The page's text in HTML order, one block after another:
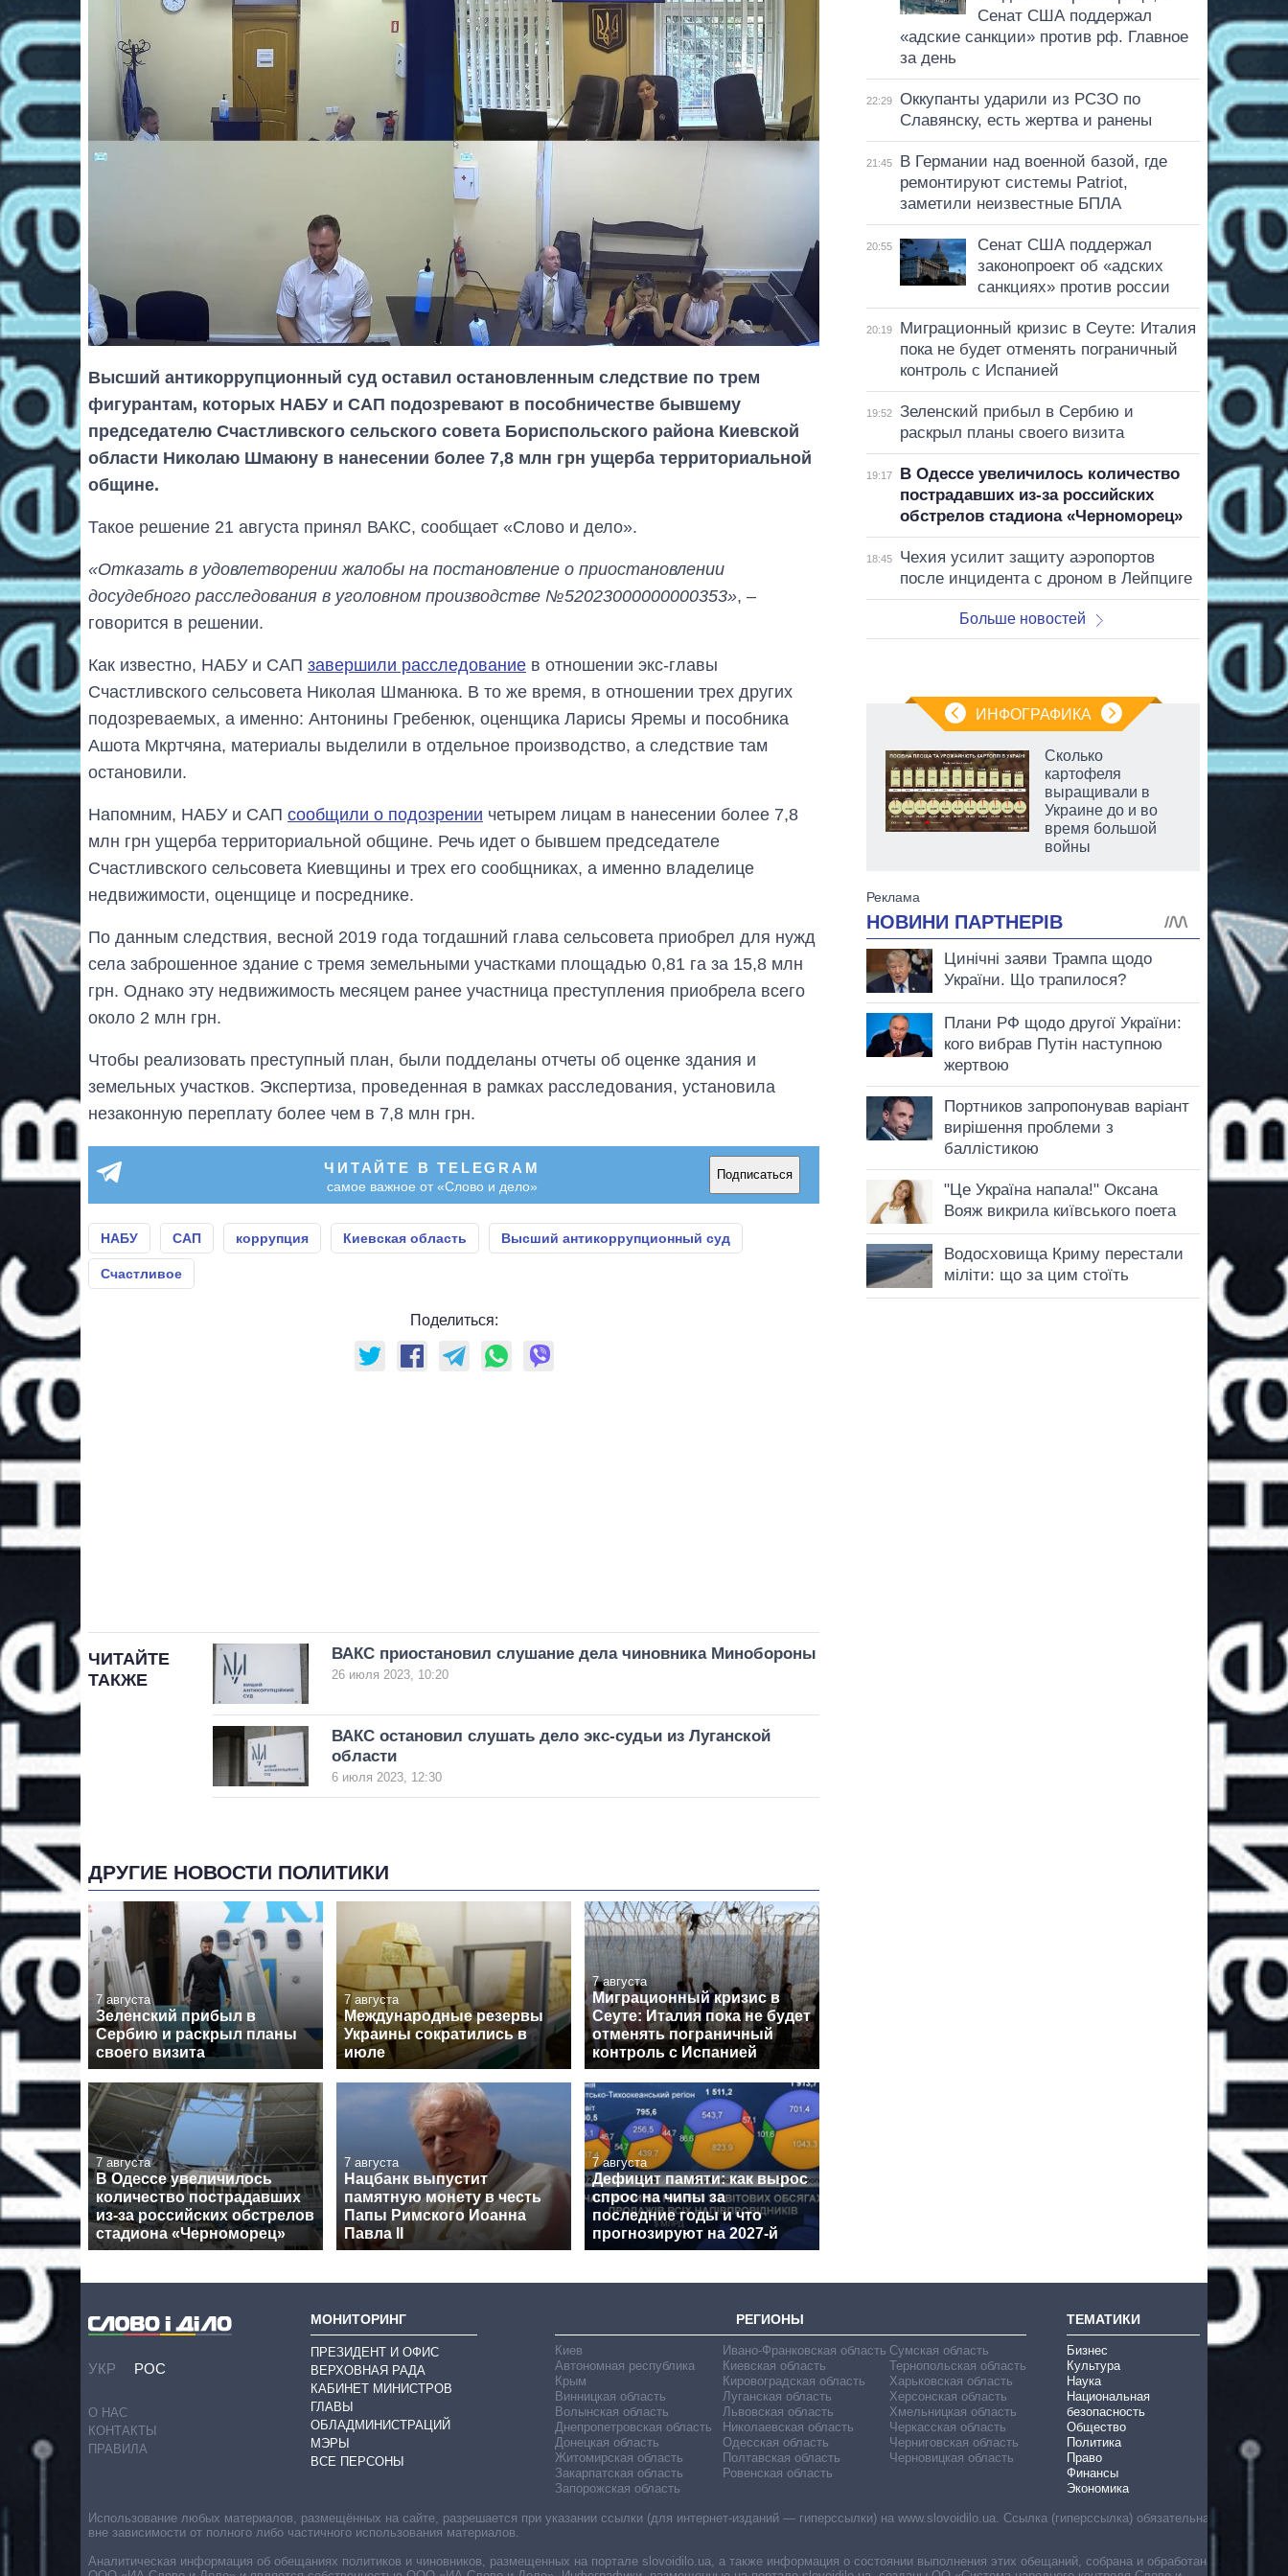
Высший антикоррупционный суд оставил остановленным следствие по трем
фигурантам, которых НАБУ и САП подозревают в пособничестве бывшему
председателю Счастливского сельского совета Бориспольского района Киевской
области Николаю Шмаюну в нанесении более 7,8 млн грн ущерба территориальной
общине.
Такое решение 21 августа принял ВАКС, сообщает «Слово и дело».
«Отказать в удовлетворении жалобы на постановление о приостановлении
досудебного расследования в уголовном производстве №52023000000000353», –
говорится в решении.
Как известно, НАБУ и САП завершили расследование в отношении экс-главы
Счастливского сельсовета Николая Шманюка. В то же время, в отношении трех других
подозреваемых, а именно: Антонины Гребенюк, оценщика Ларисы Яремы и пособника
Ашота Мкртчяна, материалы выделили в отдельное производство, а следствие там
остановили.
Напомним, НАБУ и САП сообщили о подозрении четырем лицам в нанесении более 7,8
млн грн ущерба территориальной общине. Речь идет о бывшем председателе
Счастливского сельсовета Киевщины и трех его сообщниках, а именно владелице
недвижимости, оценщице и посреднике.
По данным следствия, весной 2019 года тогдашний глава сельсовета приобрел для нужд
села заброшенное здание с тремя земельными участками площадью 0,81 га за 15,8 млн
грн. Однако эту недвижимость месяцем ранее участница преступления приобрела всего
около 2 млн грн.
Чтобы реализовать преступный план, были подделаны отчеты об оценке здания и
земельных участков. Экспертиза, проведенная в рамках расследования, установила
незаконную переплату более чем в 7,8 млн грн.
ЧИТАЙТЕ В TELEGRAM
самое важное от «Слово и дело»
Подписаться
НАБУ САП коррупция Киевская область Высший антикоррупционный суд
Счастливое
Поделиться:
ЧИТАЙТЕ
ТАКЖЕ
ВАКС приостановил слушание дела чиновника Минобороны
26 июля 2023, 10:20
ВАКС остановил слушать дело экс-судьи из Луганской
области
6 июля 2023, 12:30
ДРУГИЕ НОВОСТИ ПОЛИТИКИ
7 августа
Зеленский прибыл в
Сербию и раскрыл планы
своего визита
7 августа
Международные резервы
Украины сократились в
июле
7 августа
Миграционный кризис в
Сеуте: Италия пока не будет
отменять пограничный
контроль с Испанией
7 августа
В Одессе увеличилось
количество пострадавших
из-за российских обстрелов
стадиона «Черноморец»
7 августа
Нацбанк выпустит
памятную монету в честь
Папы Римского Иоанна
Павла II
7 августа
Дефицит памяти: как вырос
спрос на чипы за
последние годы и что
прогнозируют на 2027-й
Сенат США поддержал
«адские санкции» против рф. Главное
за день
22:29
Оккупанты ударили из РСЗО по
Славянску, есть жертва и ранены
21:45
В Германии над военной базой, где
ремонтируют системы Patriot,
заметили неизвестные БПЛА
20:55
Сенат США поддержал
законопроект об «адских
санкциях» против россии
20:19
Миграционный кризис в Сеуте: Италия
пока не будет отменять пограничный
контроль с Испанией
19:52
Зеленский прибыл в Сербию и
раскрыл планы своего визита
19:17
В Одессе увеличилось количество
пострадавших из-за российских
обстрелов стадиона «Черноморец»
18:45
Чехия усилит защиту аэропортов
после инцидента с дроном в Лейпциге
Больше новостей
ИНФОГРАФИКА
Как изменился
обороны за 13 лет
Сколько
картофеля
выращивали в
Украине до и во
время большой
войны
УКР РОС
О НАС
КОНТАКТЫ
ПРАВИЛА
МОНИТОРИНГ
ПРЕЗИДЕНТ И ОФИС
ВЕРХОВНАЯ РАДА
КАБИНЕТ МИНИСТРОВ
ГЛАВЫ
ОБЛАДМИНИСТРАЦИЙ
МЭРЫ
ВСЕ ПЕРСОНЫ
РЕГИОНЫ
Киев
Автономная республика
Крым
Винницкая область
Волынская область
Днепропетровская область
Донецкая область
Житомирская область
Закарпатская область
Запорожская область
Ивано-Франковская область
Киевская область
Кировоградская область
Луганская область
Львовская область
Николаевская область
Одесская область
Полтавская область
Ровенская область
Сумская область
Тернопольская область
Харьковская область
Херсонская область
Хмельницкая область
Черкасская область
Черниговская область
Черновицкая область
ТЕМАТИКИ
Бизнес
Культура
Наука
Национальная
безопасность
Общество
Политика
Право
Финансы
Экономика
Использование любых материалов, размещённых на сайте, разрешается при указании ссылки (для интернет-изданий — гиперссылки) на www.slovoidilo.ua. Ссылка (гиперссылка) обязательна
вне зависимости от полного либо частичного использования материалов.
Аналитическая информация об обещаниях политиков и чиновников, размещенных на портале slovoidilo.ua, а также информация о состоянии выполнения этих обещаний, собрана и обработана